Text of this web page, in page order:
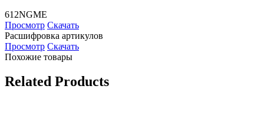
612NGME
Просмотр Скачать
Расшифровка артикулов
Просмотр Скачать
Похожие товары
Related Products